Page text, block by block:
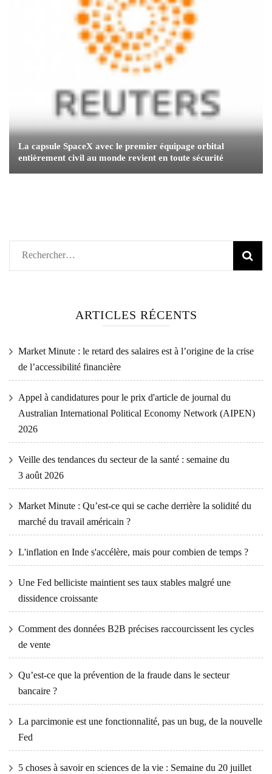
La capsule SpaceX avec le premier équipage orbital
entièrement civil au monde revient en toute sécurité
Rechercher :
ARTICLES RÉCENTS
Market Minute : le retard des salaires est à l’origine de la crise
de l’accessibilité financière
Appel à candidatures pour le prix d'article de journal du
Australian International Political Economy Network (AIPEN)
2026
Veille des tendances du secteur de la santé : semaine du
3 août 2026
Market Minute : Qu’est-ce qui se cache derrière la solidité du
marché du travail américain ?
L'inflation en Inde s'accélère, mais pour combien de temps ?
Une Fed belliciste maintient ses taux stables malgré une
dissidence croissante
Comment des données B2B précises raccourcissent les cycles
de vente
Qu’est-ce que la prévention de la fraude dans le secteur
bancaire ?
La parcimonie est une fonctionnalité, pas un bug, de la nouvelle
Fed
5 choses à savoir en sciences de la vie : Semaine du 20 juillet